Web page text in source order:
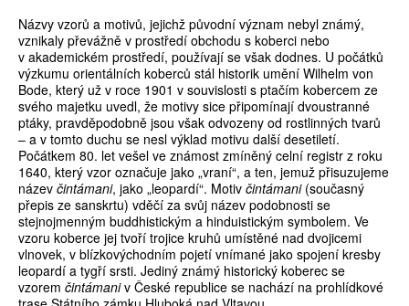
Názvy vzorů a motivů, jejichž původní význam nebyl známý,
vznikaly převážně v prostředí obchodu s koberci nebo
v akademickém prostředí, používají se však dodnes. U počátků
výzkumu orientálních koberců stál historik umění Wilhelm von
Bode, který už v roce 1901 v souvislosti s ptačím kobercem ze
svého majetku uvedl, že motivy sice připomínají dvoustranné
ptáky, pravděpodobně jsou však odvozeny od rostlinných tvarů
– a v tomto duchu se nesl výklad motivu další desetiletí.
Počátkem 80. let vešel ve známost zmíněný celní registr z roku
1640, který vzor označuje jako „vraní“, a ten, jemuž přisuzujeme
název čintámani, jako „leopardí“. Motiv čintámani(současný
přepis ze sanskrtu) vděčí za svůj název podobnosti se
stejnojmenným buddhistickým a hinduistickým symbolem. Ve
vzoru koberce jej tvoří trojice kruhů umístěné nad dvojicemi
vlnovek, v blízkovýchodním pojetí vnímané jako spojení kresby
leopardí a tygří srsti. Jediný známý historický koberec se
vzorem čintámaniv České republice se nachází na prohlídkové